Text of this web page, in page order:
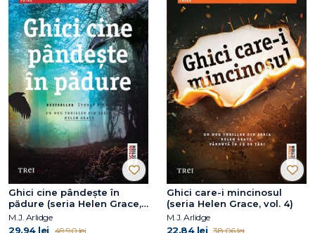
Ghici cine pândește în
pădure (seria Helen Grace,
vol. 8)
M.J. Arlidge
29.94 lei 49.90 lei
Ghici care-i mincinosul
(seria Helen Grace, vol. 4)
M.J. Arlidge
22.84 lei 38.06 lei